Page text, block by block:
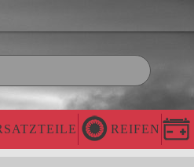
REIFEN